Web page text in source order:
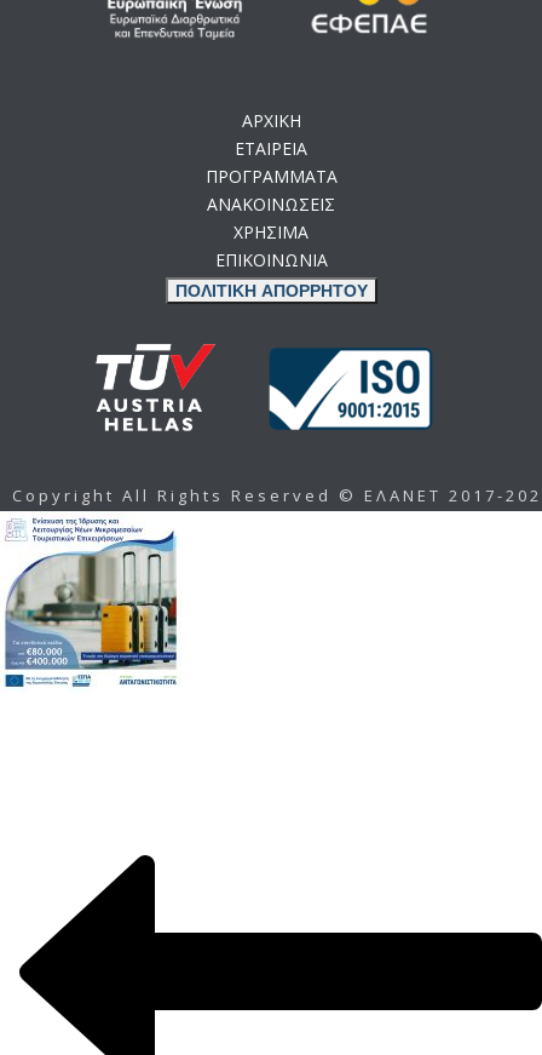
ΑΡΧΙΚΗ
ΕΤΑΙΡΕΙΑ
ΠΡΟΓΡΑΜΜΑΤΑ
ΑΝΑΚΟΙΝΩΣΕΙΣ
ΧΡΗΣΙΜΑ
ΕΠΙΚΟΙΝΩΝΙΑ
ΠΟΛΙΤΙΚΗ ΑΠΟΡΡΗΤΟΥ
Copyright All Rights Reserved © ΕΛΑΝΕΤ 2017-